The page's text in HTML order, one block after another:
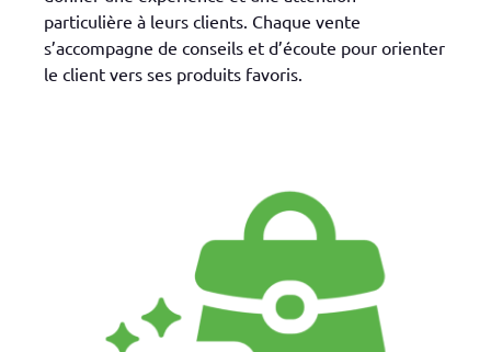
particulière à leurs clients. Chaque vente
s’accompagne de conseils et d’écoute pour orienter
le client vers ses produits favoris.